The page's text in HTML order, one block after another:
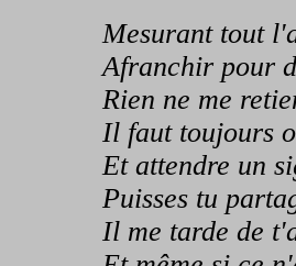
Mesurant tout
Afranchir pour
Rien ne me
Il faut toujours
Et attendre un
Puisses tu
Il me tarde de